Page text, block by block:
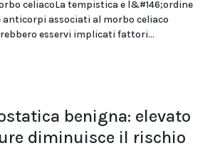
celiacoLa tempistica e l&#146;ordine
anticorpi associati al morbo celiaco
esservi implicati fattori...
benigna: elevato
diminuisce il rischio